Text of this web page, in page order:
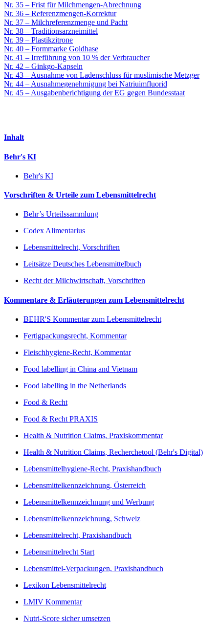
Nr. 35 – Frist für Milchmengen-Abrechnung
Nr. 36 – Referenzmengen-Korrektur
Nr. 37 – Milchreferenzmenge und Pacht
Nr. 38 – Traditionsarzneimittel
Nr. 39 – Plastikzitrone
Nr. 40 – Formmarke Goldhase
Nr. 41 – Irreführung von 10 % der Verbraucher
Nr. 42 – Ginkgo-Kapseln
Nr. 43 – Ausnahme von Ladenschluss für muslimische Metzger
Nr. 44 – Ausnahmegenehmigung bei Natriuimfluorid
Nr. 45 – Ausgabenberichtigung der EG gegen Bundesstaat
Inhalt
Behr's KI
Behr's KI
Vorschriften & Urteile zum Lebensmittelrecht
Behr’s Urteilssammlung
Codex Alimentarius
Lebensmittelrecht, Vorschriften
Leitsätze Deutsches Lebensmittelbuch
Recht der Milchwirtschaft, Vorschriften
Kommentare & Erläuterungen zum Lebensmittelrecht
BEHR'S Kommentar zum Lebensmittelrecht
Fertigpackungsrecht, Kommentar
Fleischhygiene-Recht, Kommentar
Food labelling in China and Vietnam
Food labelling in the Netherlands
Food & Recht
Food & Recht PRAXIS
Health & Nutrition Claims, Praxiskommentar
Health & Nutrition Claims, Recherchetool (Behr's Digital)
Lebensmittelhygiene-Recht, Praxishandbuch
Lebensmittelkennzeichnung, Österreich
Lebensmittelkennzeichnung und Werbung
Lebensmittelkennzeichnung, Schweiz
Lebensmittelrecht, Praxishandbuch
Lebensmittelrecht Start
Lebensmittel-Verpackungen, Praxishandbuch
Lexikon Lebensmittelrecht
LMIV Kommentar
Nutri-Score sicher umsetzen